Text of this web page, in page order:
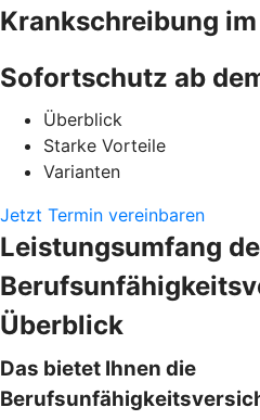
Krankschreibung
Sofortschutz ab
Überblick
Starke Vorteile
Varianten
Jetzt Termin vereinbaren
Leistungsumfang
Überblick
Das bietet Ihnen die